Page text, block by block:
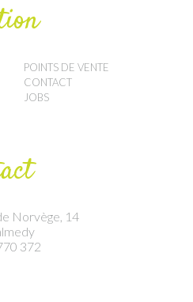
POINTS DE VENTE
CONTACT
JOBS
Norvège, 14
372